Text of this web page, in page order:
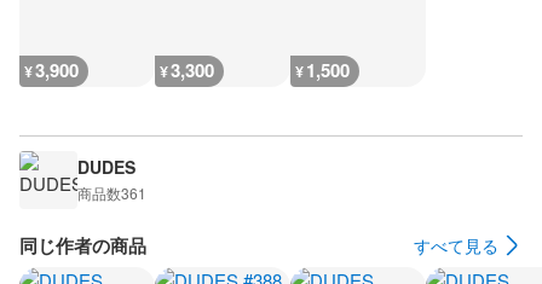
¥3,900 ¥3,300 ¥1,500
DUDES
商品数361
同じ作者の商品 すべて見る